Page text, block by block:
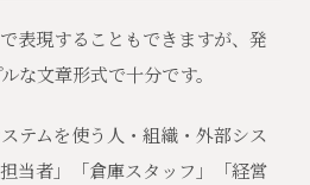
表現することもできますが、発
な文章形式で十分です。
ステムを使う人・組織・外部シス
当者」「倉庫スタッフ」「経営